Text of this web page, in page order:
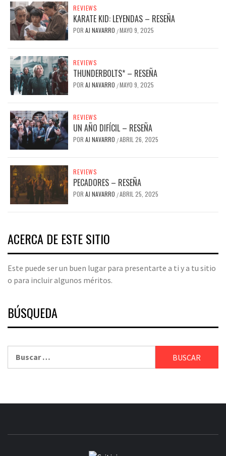
REVIEWS
KARATE KID: LEYENDAS – RESEÑA
POR AJ NAVARRO /MAYO 9, 2025
REVIEWS
THUNDERBOLTS* – RESEÑA
POR AJ NAVARRO /MAYO 9, 2025
REVIEWS
UN AÑO DIFÍCIL – RESEÑA
POR AJ NAVARRO /ABRIL 26, 2025
REVIEWS
PECADORES – RESEÑA
POR AJ NAVARRO /ABRIL 25, 2025
ACERCA DE ESTE SITIO
Este puede ser un buen lugar para presentarte a ti y a tu sitio
o para incluir algunos méritos.
BÚSQUEDA